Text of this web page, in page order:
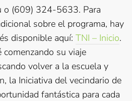
o (609) 324-5633. Para
sobre el programa, hay
disponible aquí: TNI – Inicio.
comenzando su viaje
volver a la escuela y
la Iniciativa del vecindario de
fantástica para cada